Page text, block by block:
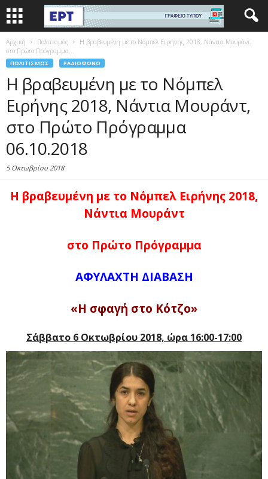
Αρχική Πολιτισμός
Η βραβευμένη με το Νόμπελ Ειρήνης 2018, Νάντια Μουράντ,
στο Πρώτο Πρόγραμμα...
ΠΟΛΙΤΙΣΜΌΣ ΡΑΔΙΌΦΩΝΟ
Η βραβευμένη με το Νόμπελ
Ειρήνης 2018, Νάντια Μουράντ,
στο Πρώτο Πρόγραμμα
06.10.2018
5 Οκτωβρίου 2018
Η βραβευμένη με το Νόμπελ Ειρήνης 2018,
Νάντια Μουράντ
στο Πρώτο Πρόγραμμα
ΑΦΥΛΑΧΤΗ ΔΙΑΒΑΣΗ
«Η σφαγή στο Κότζο»
Σάββατο 6 Οκτωβρίου 2018, ώρα 16:00-17:00